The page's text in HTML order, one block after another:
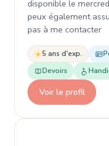
disponible le
peux également
pas à me contacter
5 ans d'exp.
Devoirs
Voir le profil